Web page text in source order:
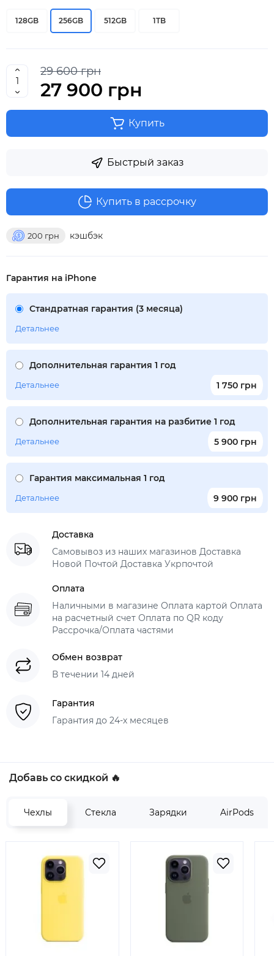
128GB 256GB 512GB 1TB
29 600 грн
27 900 грн
Купить
Быстрый заказ
200 грн кэшбэк
Купить в рассрочку
Гарантия на iPhone
Стандратная гарантия (3 месяца)
Детальнее
Дополнительная гарантия 1 год
1 750 грн
Детальнее
Дополнительная гарантия на разбитие 1 год
5 900 грн
Детальнее
Гарантия максимальная 1 год
9 900 грн
Детальнее
Доставка
Самовывоз из наших магазинов Доставка
Новой Почтой Доставка Укрпочтой
Оплата
Наличными в магазине Оплата картой Оплата
на расчетный счет Оплата по QR коду
Рассрочка/Оплата частями
Обмен возврат
В течении 14 дней
Гарантия
Гарантия до 24-х месяцев
Добавь со скидкой 🔥
Чехлы Стекла Зарядки AirPods